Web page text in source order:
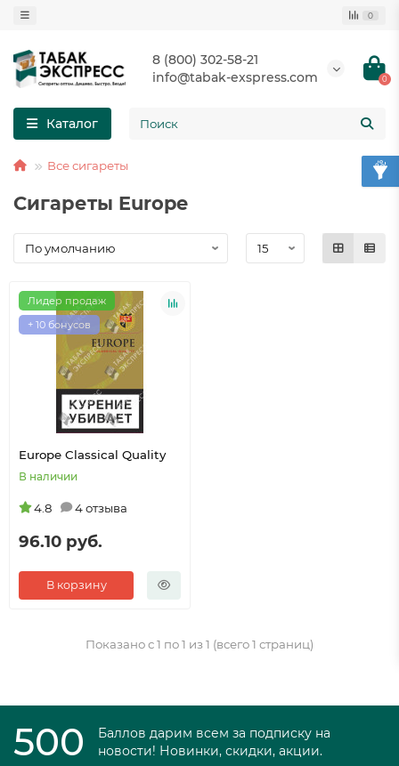
0
8 (800) 302-58-21
info@tabak-exspress.com
0
Каталог
Все сигареты
Сигареты Europe
Лидер продаж
+ 10 бонусов
Europe Classical Quality
В наличии
4.8 4 отзыва
96.10 руб.
В корзину
Показано с 1 по 1 из 1 (всего 1 страниц)
500
Баллов дарим всем за подписку на
новости! Новинки, скидки, акции.